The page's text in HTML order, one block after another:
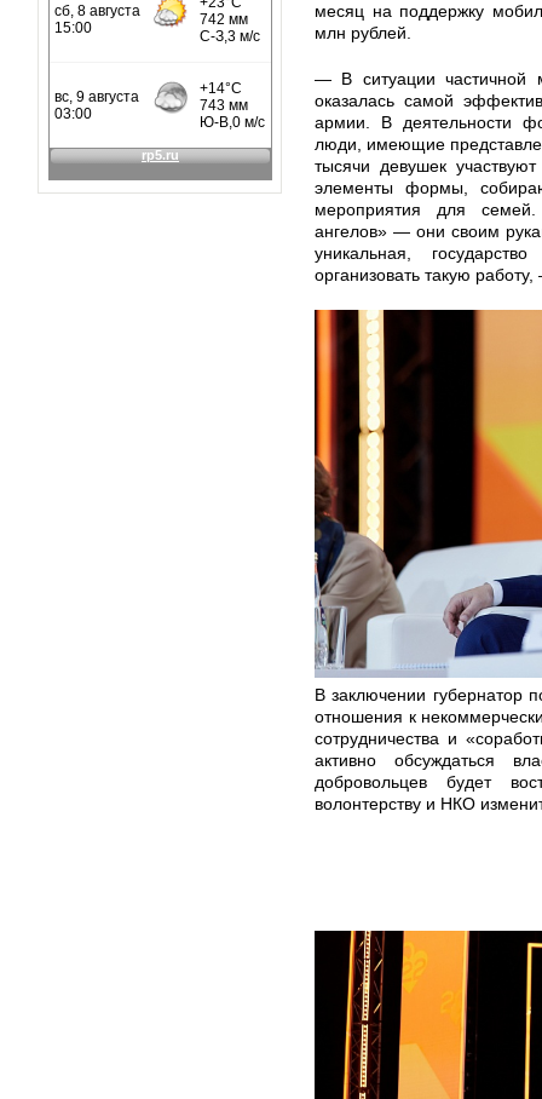
месяц на поддержку
млн рублей.
— В ситуации частичной
оказалась самой
армии. В деятельности
люди, имеющие
тысячи девушек
элементы формы,
мероприятия для
ангелов» — они своим
уникальная,
организовать такую
В заключении губернатор
отношения к
сотрудничества и
активно обсуждаться
добровольцев будет
волонтерству и НКО